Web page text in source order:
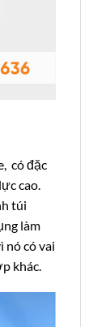
có đặc
cao.
túi
làm
nó có vai
khác.